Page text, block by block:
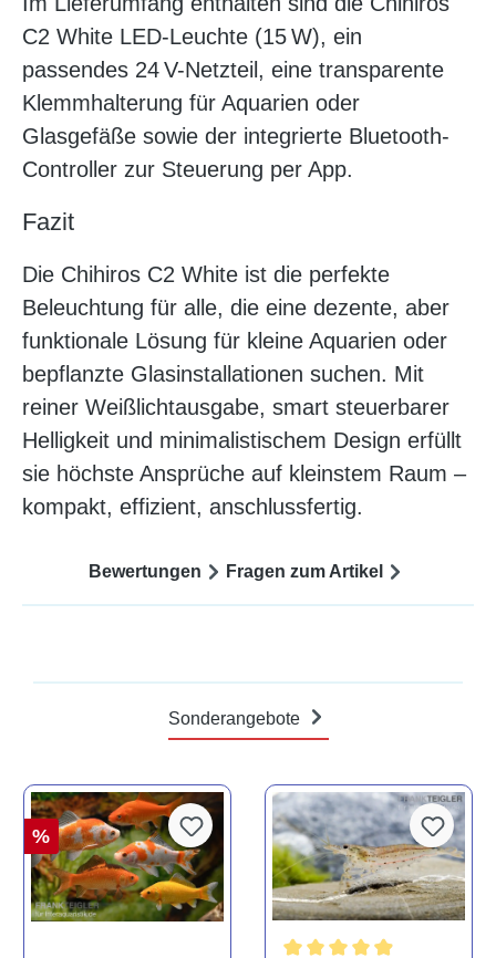
C2 White LED-Leuchte (15 W), ein
passendes 24 V-Netzteil, eine transparente
Klemmhalterung für Aquarien oder
Glasgefäße sowie der integrierte Bluetooth-
Controller zur Steuerung per App.
Fazit
Die Chihiros C2 White ist die perfekte
Beleuchtung für alle, die eine dezente, aber
funktionale Lösung für kleine Aquarien oder
bepflanzte Glasinstallationen suchen. Mit
reiner Weißlichtausgabe, smart steuerbarer
Helligkeit und minimalistischem Design erfüllt
sie höchste Ansprüche auf kleinstem Raum –
kompakt, effizient, anschlussfertig.
Bewertungen Fragen zum Artikel
Sonderangebote
%